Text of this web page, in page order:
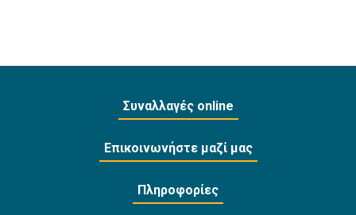
Συναλλαγές online
Επικοινωνήστε μαζί μας
Πληροφορίες